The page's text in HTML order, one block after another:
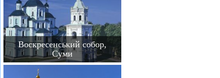
Воскресенський собор,
Суми